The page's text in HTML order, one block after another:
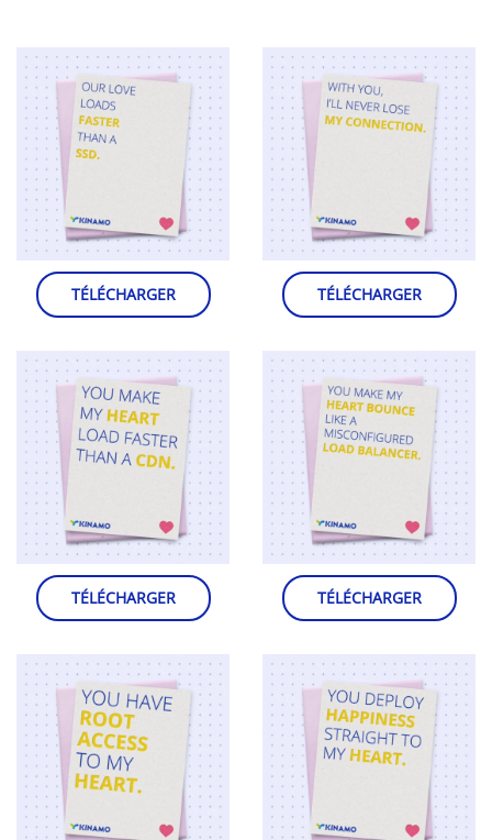
TÉLÉCHARGER TÉLÉCHARGER
TÉLÉCHARGER TÉLÉCHARGER